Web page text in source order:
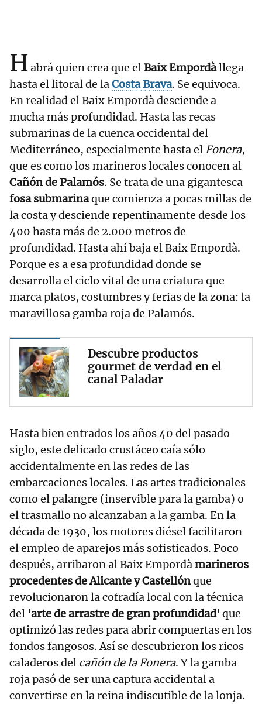
H abrá quien crea que elBaix Empordàllega
hasta el litoral de laCosta Brava. Se equivoca.
En realidad el Baix Empordà desciende a
mucha más profundidad. Hasta las recas
submarinas de la cuenca occidental del
Mediterráneo, especialmente hasta el Fonera,
que es como los marineros locales conocen al
Cañón de Palamós. Se trata de una gigantesca
fosa submarinaque comienza a pocas millas de
la costa y desciende repentinamente desde los
400 hasta más de 2.000 metros de
profundidad. Hasta ahí baja el Baix Empordà.
Porque es a esa profundidad donde se
desarrolla el ciclo vital de una criatura que
marca platos, costumbres y ferias de la zona: la
maravillosa gamba roja de Palamós.
Descubre productos
gourmet de verdad en el
canal Paladar
Hasta bien entrados los años 40 del pasado
siglo, este delicado crustáceo caía sólo
accidentalmente en las redes de las
embarcaciones locales. Las artes tradicionales
como el palangre (inservible para la gamba) o
el trasmallo no alcanzaban a la gamba. En la
década de 1930, los motores diésel facilitaron
el empleo de aparejos más sofisticados. Poco
después, arribaron al Baix Empordàmarineros
procedentes de Alicante y Castellónque
revolucionaron la cofradía local con la técnica
del 'arte de arrastre de gran profundidad' que
optimizó las redes para abrir compuertas en los
fondos fangosos. Así se descubrieron los ricos
caladeros del cañón de la Fonera. Y la gamba
roja pasó de ser una captura accidental a
convertirse en la reina indiscutible de la lonja.